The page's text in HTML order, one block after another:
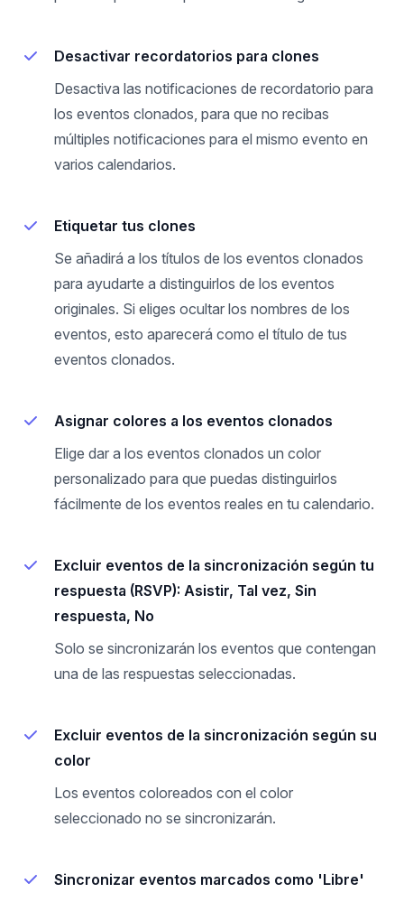
Desactivar recordatorios para clones
Desactiva las notificaciones de recordatorio para
los eventos clonados, para que no recibas
múltiples notificaciones para el mismo evento en
varios calendarios.
Etiquetar tus clones
Se añadirá a los títulos de los eventos clonados
para ayudarte a distinguirlos de los eventos
originales. Si eliges ocultar los nombres de los
eventos, esto aparecerá como el título de tus
eventos clonados.
Asignar colores a los eventos clonados
Elige dar a los eventos clonados un color
personalizado para que puedas distinguirlos
fácilmente de los eventos reales en tu calendario.
Excluir eventos de la sincronización según tu
respuesta (RSVP): Asistir, Tal vez, Sin
respuesta, No
Solo se sincronizarán los eventos que contengan
una de las respuestas seleccionadas.
Excluir eventos de la sincronización según su
color
Los eventos coloreados con el color
seleccionado no se sincronizarán.
Sincronizar eventos marcados como 'Libre'